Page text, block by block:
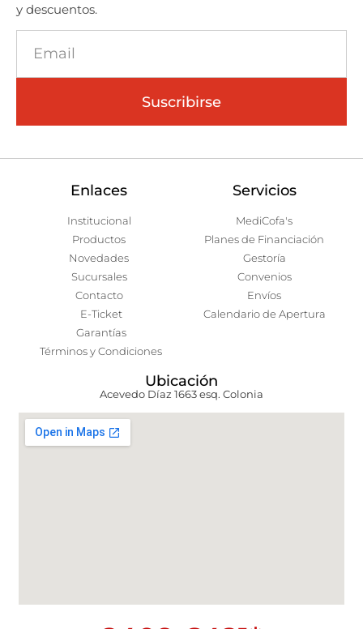
y descuentos.
Suscribirse
Enlaces
Institucional
Productos
Novedades
Sucursales
Contacto
E-Ticket
Garantías
Términos y Condiciones
Servicios
MediCofa's
Planes de Financiación
Gestoría
Convenios
Envíos
Calendario de Apertura
Ubicación
Acevedo Díaz 1663 esq. Colonia